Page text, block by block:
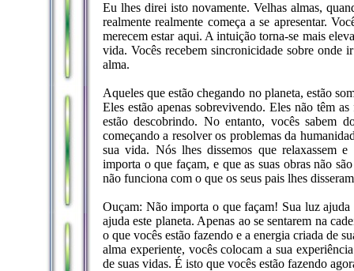
Eu lhes direi isto novamente. Velhas almas,
realmente realmente começa a se apresentar.
merecem estar aqui. A intuição torna-se mais
vida. Vocês recebem sincronicidade sobre onde
alma.
Aqueles que estão chegando no planeta, estão
Eles estão apenas sobrevivendo. Eles não têm
estão descobrindo. No entanto, vocês sabem
começando a resolver os problemas da
sua vida. Nós lhes dissemos que relaxassem
importa o que façam, e que as suas obras não
não funciona com o que os seus pais lhes
Ouçam: Não importa o que façam! Sua luz ajuda
ajuda este planeta. Apenas ao se sentarem na
o que vocês estão fazendo e a energia criada de
alma experiente, vocês colocam a sua
de suas vidas. É isto que vocês estão fazendo